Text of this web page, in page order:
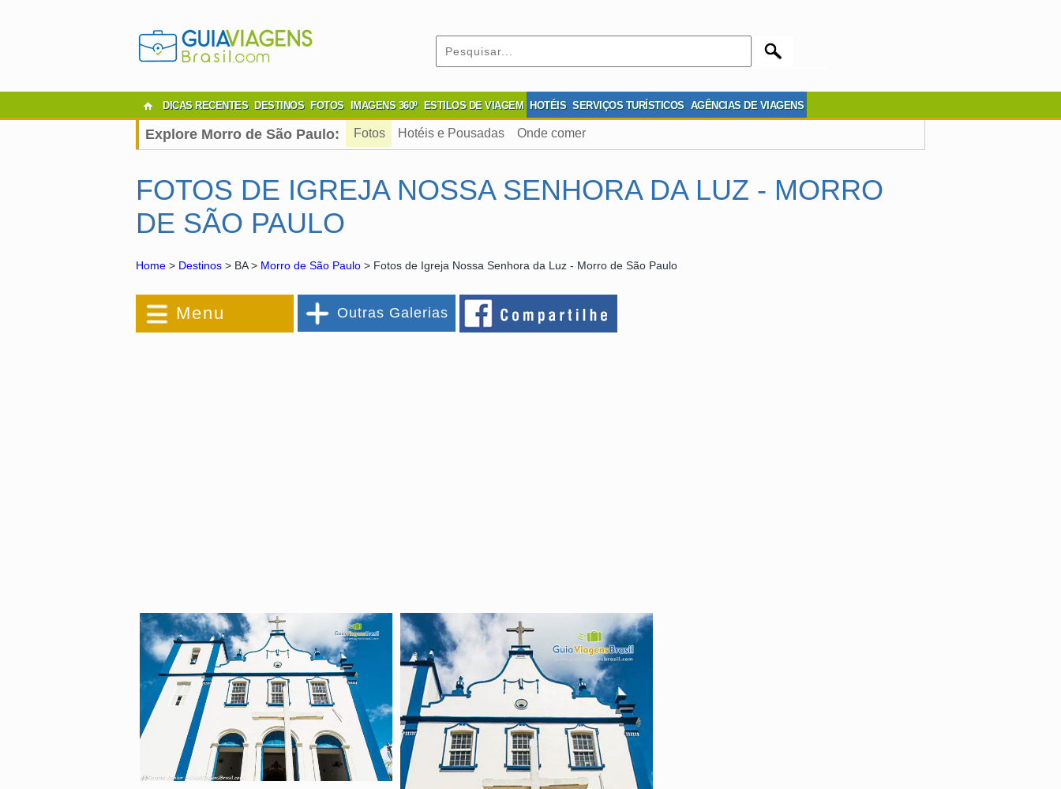
DICAS RECENTES DESTINOS FOTOS IMAGENS 360º ESTILOS DE VIAGEM HOTÉIS SERVIÇOS TURÍSTICOS AGÊNCIAS DE VIAGENS
Explore Morro de São Paulo: Fotos Hotéis e Pousadas Onde comer
FOTOS DE IGREJA NOSSA SENHORA DA LUZ - MORRO
DE SÃO PAULO
Home > Destinos > BA > Morro de São Paulo > Fotos de Igreja Nossa Senhora da Luz - Morro de São Paulo
Menu Outras Galerias